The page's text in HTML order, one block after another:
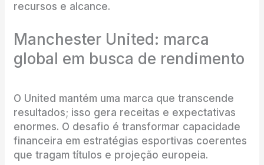
recursos e alcance.
Manchester United: marca
global em busca de rendimento
O United mantém uma marca que transcende
resultados; isso gera receitas e expectativas
enormes. O desafio é transformar capacidade
financeira em estratégias esportivas coerentes
que tragam títulos e projeção europeia.